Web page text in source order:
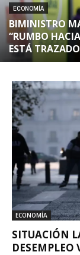
ECONOMÍA
BIMINISTRO
“RUMBO
ESTÁ
ECONOMÍA
SITUACIÓN
DESEMPLEO